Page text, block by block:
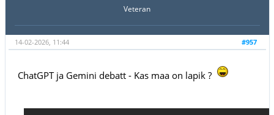
Veteran
#957
14-02-2026, 11:44
ChatGPT ja Gemini debatt - Kas maa on lapik ?